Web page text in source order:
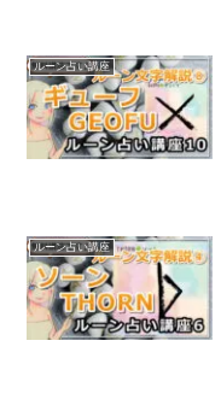
ルーン占い講座
ルーン占い講座